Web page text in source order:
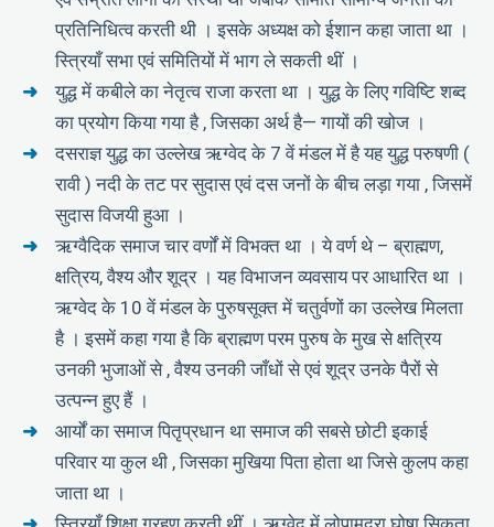
प्रतिनिधित्व करती थी । इसके अध्यक्ष को ईशान कहा जाता था ।
स्त्रियाँ सभा एवं समितियों में भाग ले सकती थीं ।
युद्ध में कबीले का नेतृत्व राजा करता था । युद्ध के लिए गविष्टि शब्द
का प्रयोग किया गया है , जिसका अर्थ है— गायों की खोज ।
दसराज्ञ युद्ध का उल्लेख ऋग्वेद के 7 वें मंडल में है यह युद्ध परुषणी (
रावी ) नदी के तट पर सुदास एवं दस जनों के बीच लड़ा गया , जिसमें
सुदास विजयी हुआ ।
ऋग्वैदिक समाज चार वर्णों में विभक्त था । ये वर्ण थे – ब्राह्मण,
क्षत्रिय, वैश्य और शूद्र । यह विभाजन व्यवसाय पर आधारित था ।
ऋग्वेद के 10 वें मंडल के पुरुषसूक्त में चतुर्वणों का उल्लेख मिलता
है । इसमें कहा गया है कि ब्राह्मण परम पुरुष के मुख से क्षत्रिय
उनकी भुजाओं से , वैश्य उनकी जाँधों से एवं शूद्र उनके पैरों से
उत्पन्न हुए हैं ।
आर्यों का समाज पितृप्रधान था समाज की सबसे छोटी इकाई
परिवार या कुल थी , जिसका मुखिया पिता होता था जिसे कुलप कहा
जाता था ।